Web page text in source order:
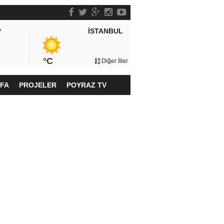
İSTANBUL
°C Diğer İller
PROJELER POYRAZ TV